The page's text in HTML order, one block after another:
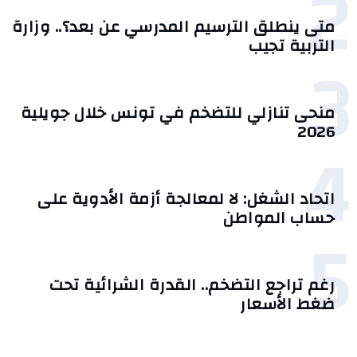
متى ينطلق الترسيم المدرسي عن بعد؟.. وزارة
التربية تجيب
3 منحى تنازلي ‎للتضخم في تونس خلال جويلية
2026‎
4
اتحاد الشغل: لا لمعالجة أزمة الأدوية على
حساب المواطن
5
رغم تراجع التضخم.. القدرة الشرائية تحت
ضغط الأسعار